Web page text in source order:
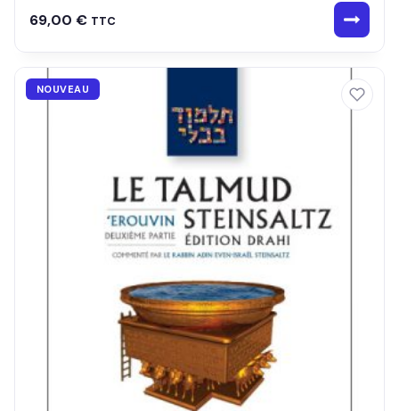
69,00 € TTC
NOUVEAU